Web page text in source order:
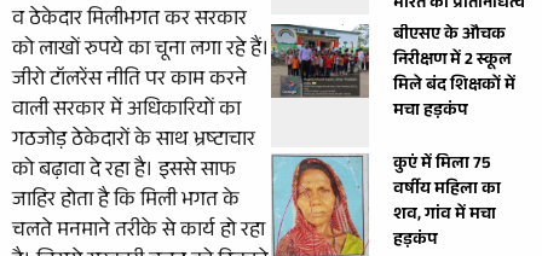
व ठेकेदार मिलीभगत कर सरकार
को लाखों रुपये का चूना लगा रहे हैं।
जीरो टॉलरेंस नीति पर काम करने
वाली सरकार में अधिकारियों का
गठजोड़ ठेकेदारों के साथ भ्रष्टाचार
को बढ़ावा दे रहा है। इससे साफ
जाहिर होता है कि मिली भगत के
चलते मनमाने तरीके से कार्य हो रहा
बीएसए के औचक
निरीक्षण में 2 स्कूल
मिले बंद शिक्षकों में
मचा हड़कंप
कुएं में मिला 75
वर्षीय महिला का
शव, गांव में मचा
हड़कंप